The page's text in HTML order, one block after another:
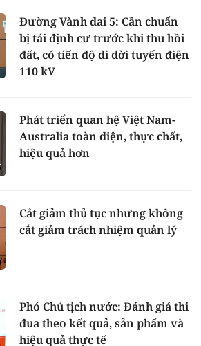
Đường Vành đai 5: Cần chuẩn
bị tái định cư trước khi thu hồi
đất, có tiến độ di dời tuyến điện
110 kV
Phát triển quan hệ Việt Nam-
Australia toàn diện, thực chất,
hiệu quả hơn
Cắt giảm thủ tục nhưng không
cắt giảm trách nhiệm quản lý
Phó Chủ tịch nước: Đánh giá thi
đua theo kết quả, sản phẩm và
hiệu quả thực tế